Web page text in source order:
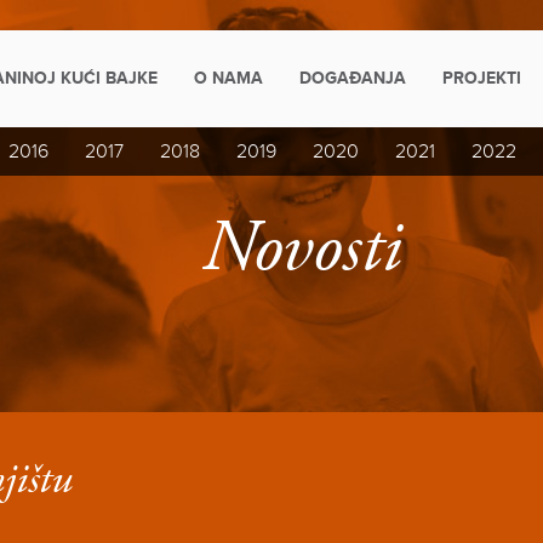
KUĆI BAJKE O NAMA DOGAĐANJA PROJEKTI
2016 2017 2018 2019 2020 2021 2022
Novosti